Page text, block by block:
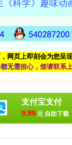
科学》趣味动
网页上即刻会为您呈
都无需担心， 烦请联系
支付宝支付
9.99 元 自助下载